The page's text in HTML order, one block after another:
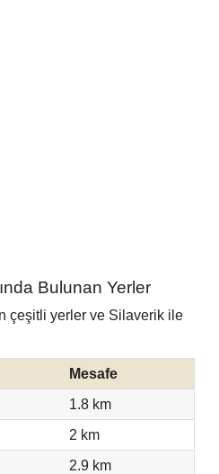
Bulunan Yerler
çeşitli yerler ve Silaverik ile
Mesafe
1.8 km
2 km
2.9 km